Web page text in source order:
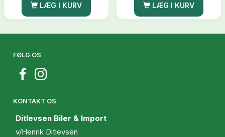
LÆG I KURV LÆG I KURV
FØLG OS
KONTAKT OS
Ditlevsen Biler & Import
v/Henrik Ditlevsen